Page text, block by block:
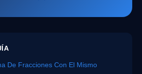
De Fracciones Con El Mismo